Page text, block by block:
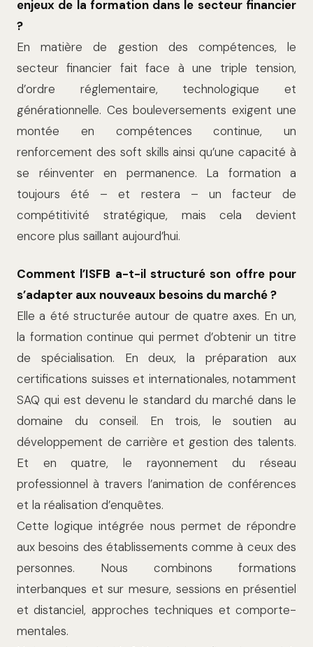
enjeux de la formation dans le secteur financier
?
En matière de gestion des compétences, le
secteur financier fait face à une triple tension,
d’ordre réglementaire, technologi­que et
générationnelle. Ces bouleverse­ments exigent une
montée en compéten­ces continue, un
renforcement des soft skills ainsi qu’une capacité à
se réinventer en permanence. La formation a
toujours été – et restera – un facteur de
compétitivité stratégique, mais cela devient
encore plus saillant aujourd’hui.
Comment l’ISFB a-t-il structuré son offre pour
s’adapter aux nouveaux besoins du marché ?
Elle a été structurée autour de quatre axes. En un,
la formation continue qui permet d’obtenir un titre
de spécialisation. En deux, la préparation aux
certifications suisses et internationales, notamment
SAQ qui est devenu le standard du marché dans le
domaine du conseil. En trois, le soutien au
développement de carrière et gestion des talents.
Et en quatre, le rayonnement du réseau
professionnel à travers l’animation de conférences
et la réalisation d’enquêtes.
Cette logique intégrée nous permet de répondre
aux besoins des établissements comme à ceux des
personnes. Nous com­binons formations
interbanques et sur mesure, sessions en présentiel
et distan­ciel, approches techniques et comporte­
mentales.